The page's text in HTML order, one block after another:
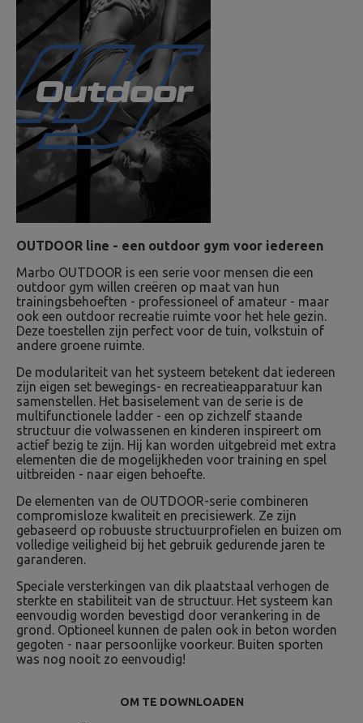
OUTDOOR line - een outdoor gym voor iedereen
Marbo OUTDOOR is een serie voor mensen die een
outdoor gym willen creëren op maat van hun
trainingsbehoeften - professioneel of amateur - maar
ook een outdoor recreatie ruimte voor het hele gezin.
Deze toestellen zijn perfect voor de tuin, volkstuin of
andere groene ruimte.
De modulariteit van het systeem betekent dat iedereen
zijn eigen set bewegings- en recreatieapparatuur kan
samenstellen. Het basiselement van de serie is de
multifunctionele ladder - een op zichzelf staande
structuur die volwassenen en kinderen inspireert om
actief bezig te zijn. Hij kan worden uitgebreid met extra
elementen die de mogelijkheden voor training en spel
uitbreiden - naar eigen behoefte.
De elementen van de OUTDOOR-serie combineren
compromisloze kwaliteit en precisiewerk. Ze zijn
gebaseerd op robuuste structuurprofielen en buizen om
volledige veiligheid bij het gebruik gedurende jaren te
garanderen.
Speciale versterkingen van dik plaatstaal verhogen de
sterkte en stabiliteit van de structuur. Het systeem kan
eenvoudig worden bevestigd door verankering in de
grond. Optioneel kunnen de palen ook in beton worden
gegoten - naar persoonlijke voorkeur. Buiten sporten
was nog nooit zo eenvoudig!
OM TE DOWNLOADEN